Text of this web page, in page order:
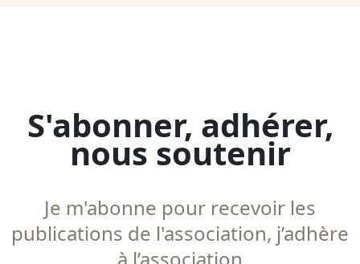
S'abonner, adhérer,
nous soutenir
Je m'abonne pour recevoir les
publications de l'association, j’adhère